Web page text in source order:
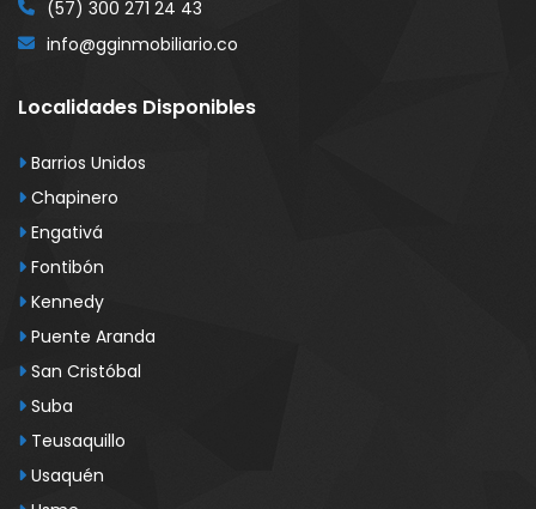
(57) 300 271 24 43
info@gginmobiliario.co
Localidades Disponibles
Barrios Unidos
Chapinero
Engativá
Fontibón
Kennedy
Puente Aranda
San Cristóbal
Suba
Teusaquillo
Usaquén